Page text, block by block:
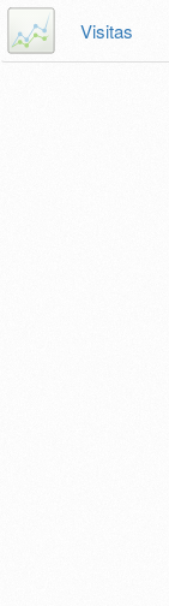
Visitas